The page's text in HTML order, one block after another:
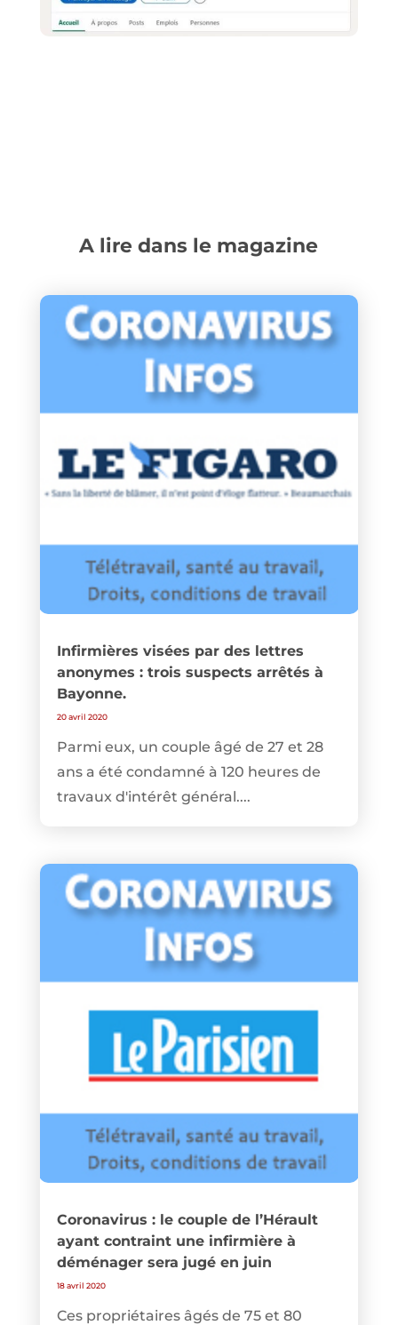
A lire dans le magazine
Infirmières visées par des lettres
anonymes : trois suspects arrêtés à
Bayonne.
20 avril 2020
Parmi eux, un couple âgé de 27 et 28
ans a été condamné à 120 heures de
travaux d'intérêt général....
Coronavirus : le couple de l’Hérault
ayant contraint une infirmière à
déménager sera jugé en juin
18 avril 2020
Ces propriétaires âgés de 75 et 80